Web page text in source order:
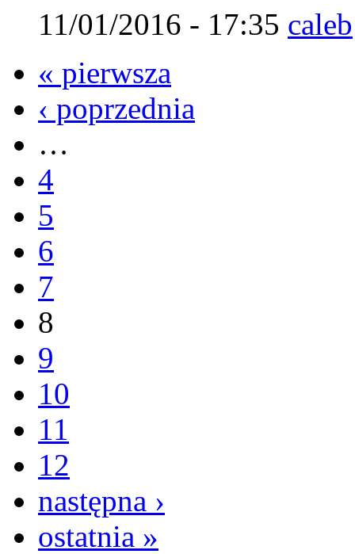
11/01/2016 - 17:35 caleb
« pierwsza
‹ poprzednia
…
4
5
6
7
8
9
10
11
12
następna ›
ostatnia »